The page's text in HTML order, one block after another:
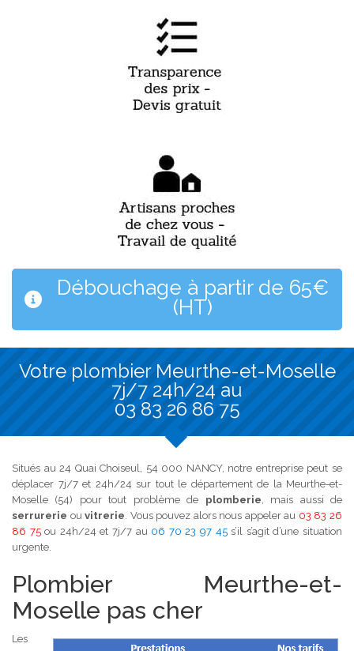
Débouchage à partir de 65€
(HT)
Votre plombier Meurthe-et-Moselle
7j/7 24h/24 au
03 83 26 86 75
Situés au 24 Quai Choiseul, 54 000 NANCY, notre entreprise peut se
déplacer 7j/7 et 24h/24 sur tout le département de la Meurthe-et-
Moselle (54) pour tout problème de plomberie , mais aussi de
serrurerie ou vitrerie . Vous pouvez alors nous appeler au 03 83 26
86 75ou 24h/24 et 7j/7 au 06 70 23 97 45s’il s’agit d’une situation
urgente.
Plombier Meurthe-et-
Moselle pas cher
Les